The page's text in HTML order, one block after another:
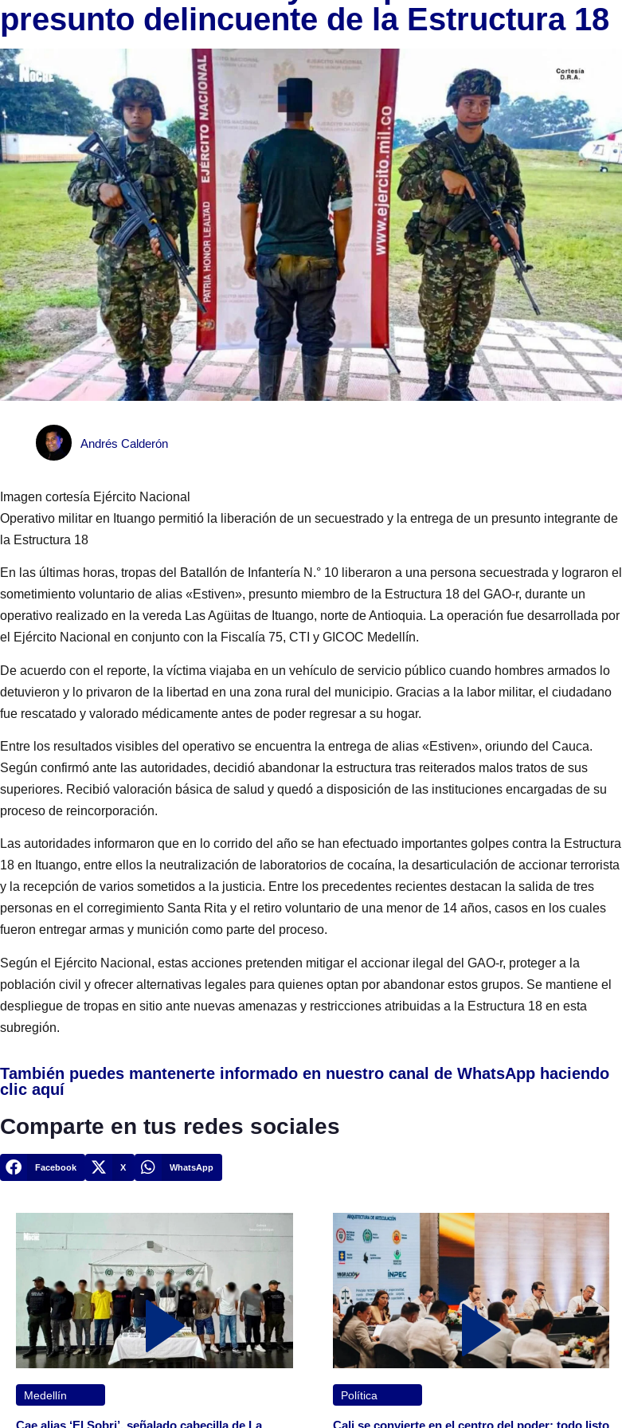
presunto delincuente de la Estructura 18
Andrés Calderón
Imagen cortesía Ejército Nacional
Operativo militar en Ituango permitió la liberación de un secuestrado y la entrega de un presunto integrante de
la Estructura 18
En las últimas horas, tropas del Batallón de Infantería N.° 10 liberaron a una persona secuestrada y lograron el
sometimiento voluntario de alias «Estiven», presunto miembro de la Estructura 18 del GAO-r, durante un
operativo realizado en la vereda Las Agüitas de Ituango, norte de Antioquia. La operación fue desarrollada por
el Ejército Nacional en conjunto con la Fiscalía 75, CTI y GICOC Medellín.
De acuerdo con el reporte, la víctima viajaba en un vehículo de servicio público cuando hombres armados lo
detuvieron y lo privaron de la libertad en una zona rural del municipio. Gracias a la labor militar, el ciudadano
fue rescatado y valorado médicamente antes de poder regresar a su hogar.
Entre los resultados visibles del operativo se encuentra la entrega de alias «Estiven», oriundo del Cauca.
Según confirmó ante las autoridades, decidió abandonar la estructura tras reiterados malos tratos de sus
superiores. Recibió valoración básica de salud y quedó a disposición de las instituciones encargadas de su
proceso de reincorporación.
Las autoridades informaron que en lo corrido del año se han efectuado importantes golpes contra la Estructura
18 en Ituango, entre ellos la neutralización de laboratorios de cocaína, la desarticulación de accionar terrorista
y la recepción de varios sometidos a la justicia. Entre los precedentes recientes destacan la salida de tres
personas en el corregimiento Santa Rita y el retiro voluntario de una menor de 14 años, casos en los cuales
fueron entregar armas y munición como parte del proceso.
Según el Ejército Nacional, estas acciones pretenden mitigar el accionar ilegal del GAO-r, proteger a la
población civil y ofrecer alternativas legales para quienes optan por abandonar estos grupos. Se mantiene el
despliegue de tropas en sitio ante nuevas amenazas y restricciones atribuidas a la Estructura 18 en esta
subregión.
También puedes mantenerte informado en nuestro canal de WhatsApp haciendo
clic aquí
Comparte en tus redes sociales
Facebook X WhatsApp
Medellín Política